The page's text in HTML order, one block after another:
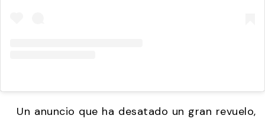
Un anuncio que ha desatado un gran revuelo,